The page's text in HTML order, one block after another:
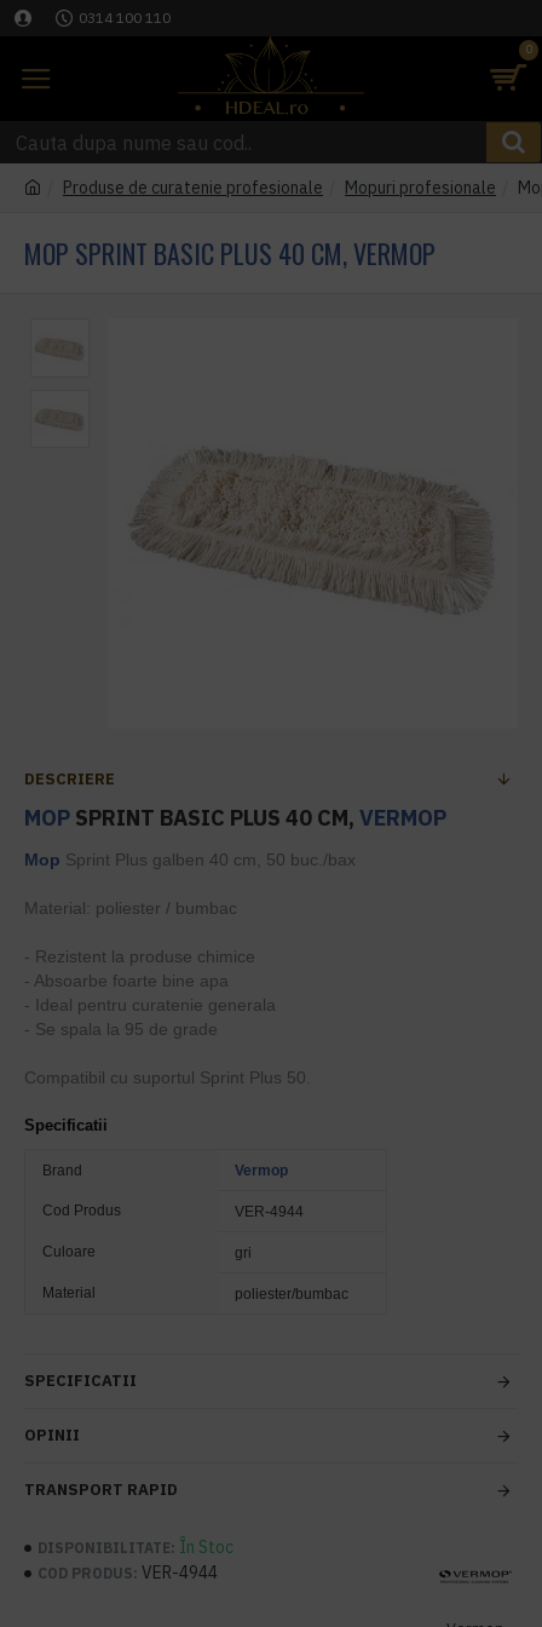
0314 100 110
0
Produse de curatenie profesionale Mopuri profesionale
MOP SPRINT BASIC PLUS 40 CM, VERMOP
DESCRIERE
MOP SPRINT BASIC PLUS 40 CM, VERMOP
Mop Sprint Plus galben 40 cm, 50 buc./bax
Material: poliester / bumbac
- Rezistent la produse chimice
- Absoarbe foarte bine apa
- Ideal pentru curatenie generala
- Se spala la 95 de grade
Compatibil cu suportul Sprint Plus 50.
Specificatii
Brand Vermop
Cod Produs VER-4944
Culoare gri
Material poliester/bumbac
SPECIFICATII
OPINII
TRANSPORT RAPID
DISPONIBILITATE: În Stoc
COD PRODUS: VER-4944